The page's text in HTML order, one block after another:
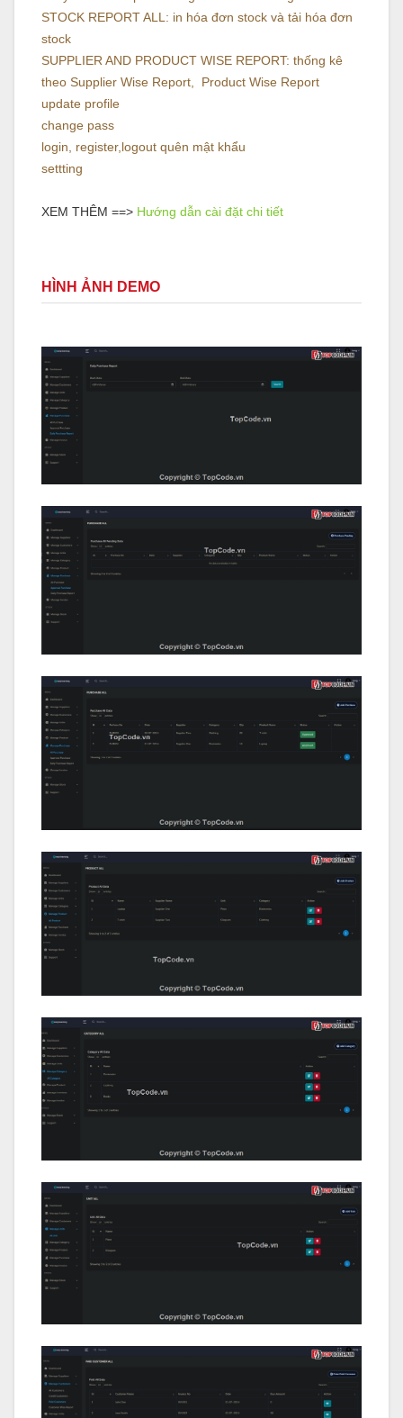
STOCK REPORT ALL: in hóa đơn stock và tải hóa đơn
stock
SUPPLIER AND PRODUCT WISE REPORT: thống kê
theo Supplier Wise Report, Product Wise Report
update profile
change pass
login, register,logout quên mật khẩu
settting
XEM THÊM ==> Hướng dẫn cài đặt chi tiết
HÌNH ẢNH DEMO